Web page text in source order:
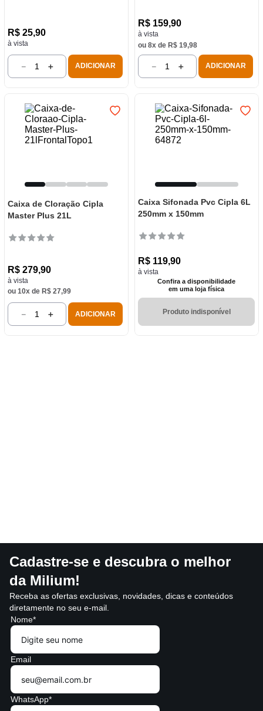
R$ 25,90
à vista
＋
－ ADICIONAR
R$ 159,90
à vista
ou 8x de R$ 19,98
＋
－ ADICIONAR
Caixa de Cloração Cipla
Master Plus 21L
R$ 279,90
à vista
ou 10x de R$ 27,99
＋
－ ADICIONAR
Caixa Sifonada Pvc Cipla 6L
250mm x 150mm
R$ 119,90
à vista
Confira a disponibilidade
em uma loja física
Produto indisponível
Cadastre-se e descubra o melhor
da Milium!
Receba as ofertas exclusivas, novidades, dicas e conteúdos
diretamente no seu e-mail.
Nome*
Email
WhatsApp*